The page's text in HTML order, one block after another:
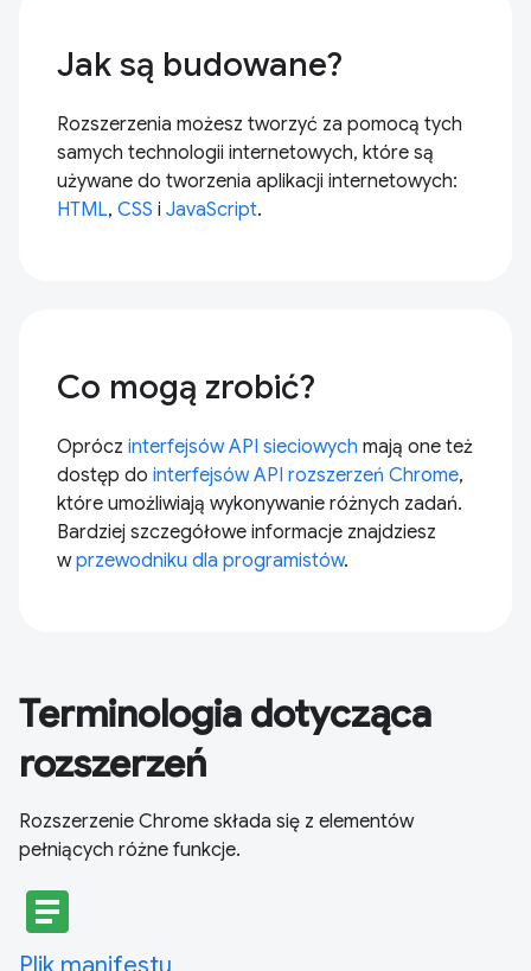
Jak są budowane?
Rozszerzenia możesz tworzyć za pomocą tych
samych technologii internetowych, które są
używane do tworzenia aplikacji internetowych:
HTML, CSS i JavaScript.
Co mogą zrobić?
Oprócz interfejsów API sieciowych mają one też
dostęp do interfejsów API rozszerzeń Chrome,
które umożliwiają wykonywanie różnych zadań.
Bardziej szczegółowe informacje znajdziesz
wprzewodniku dla programistów.
Terminologia dotycząca
rozszerzeń
Rozszerzenie Chrome składa się z elementów
pełniących różne funkcje.
article